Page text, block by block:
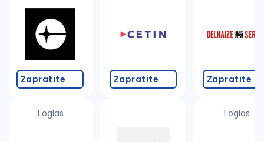
Zapratite
1 oglas
Zapratite Zapratite
1 oglas